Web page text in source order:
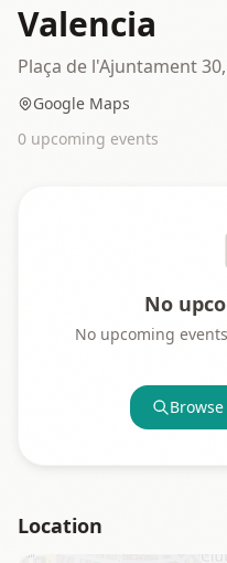
Valencia
Plaça de l'Ajuntament
Google Maps
0 upcoming events
No
No upcoming
Browse
Location